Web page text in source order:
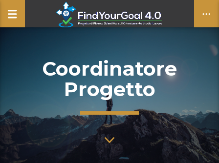
CLOSE
Coordinatore
Progetto